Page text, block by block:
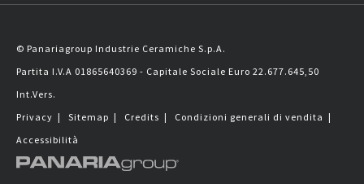
© Panariagroup Industrie Ceramiche S.p.A.
Partita I.V.A 01865640369 - Capitale Sociale Euro 22.677.645,50
Int.Vers.
Privacy | Sitemap | Credits | Condizioni generali di vendita |
Accessibilità